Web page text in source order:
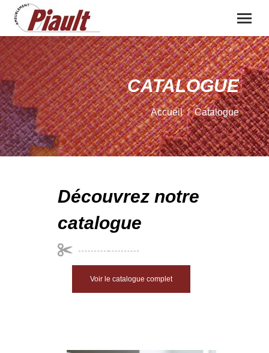
CATALOGUE
Vous êtes ici :
Accueil Catalogue
Découvrez notre
catalogue
Voir le catalogue complet